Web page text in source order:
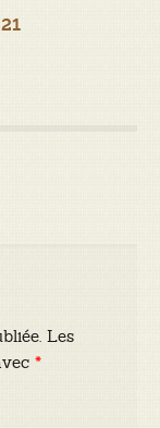
Les
*